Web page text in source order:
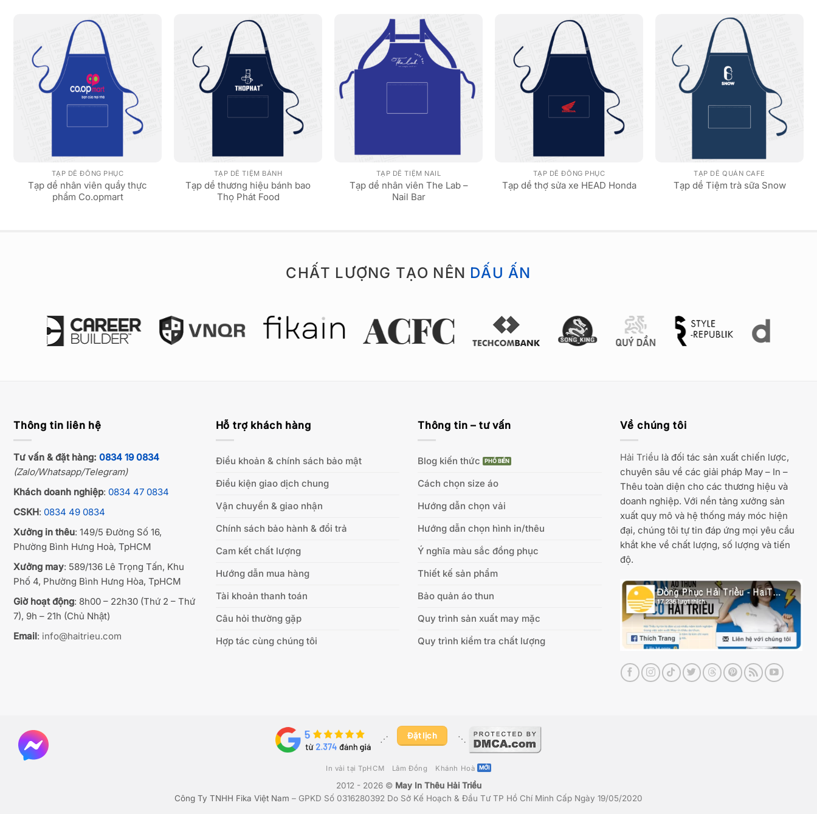
TẠP DỀ ĐỒNG PHỤC
Tạp dề nhân viên quầy thực
phẩm Co.opmart
TẠP DỀ TIỆM BÁNH
Tạp dề thương hiệu bánh bao
Thọ Phát Food
TẠP DỀ TIỆM NAIL
Tạp dề nhân viên The Lab –
Nail Bar
TẠP DỀ ĐỒNG PHỤC
Tạp dề thợ sửa xe HEAD Honda
TẠP DỀ QUÁN CAFE
Tạp dề Tiệm trà sữa Snow
CHẤT LƯỢNG TẠO NÊN DẤU ẤN
Thông tin liên hệ
Tư vấn & đặt hàng: 0834 19 0834
(Zalo/Whatsapp/Telegram)
Khách doanh nghiệp: 0834 47 0834
CSKH: 0834 49 0834
Xưởng in thêu: 149/5 Đường Số 16,
Phường Bình Hưng Hoà, TpHCM
Xưởng may: 589/136 Lê Trọng Tấn, Khu
Phố 4, Phường Bình Hưng Hòa, TpHCM
Giờ hoạt động: 8h00 – 22h30 (Thứ 2 – Thứ
7), 9h – 21h (Chủ Nhật)
Email: info@haitrieu.com
Hỗ trợ khách hàng
Điều khoản & chính sách bảo mật
Điều kiện giao dịch chung
Vận chuyển & giao nhận
Chính sách bảo hành & đổi trả
Cam kết chất lượng
Hướng dẫn mua hàng
Tài khoản thanh toán
Câu hỏi thường gặp
Hợp tác cùng chúng tôi
Thông tin – tư vấn
Blog kiến thức
Cách chọn size áo
Hướng dẫn chọn vải
Hướng dẫn chọn hình in/thêu
Ý nghĩa màu sắc đồng phục
Thiết kế sản phẩm
Bảo quản áo thun
Quy trình sản xuất may mặc
Quy trình kiểm tra chất lượng
Về chúng tôi
Hải Triều là đối tác sản xuất chiến lược,
chuyên sâu về các giải pháp May – In –
Thêu toàn diện cho các thương hiệu và
doanh nghiệp. Với nền tảng xưởng sản
xuất quy mô và hệ thống máy móc hiện
đại, chúng tôi tự tin đáp ứng mọi yêu cầu
khắt khe về chất lượng, số lượng và tiến
độ.
⋰ ​ Đặt lịch ⋱
In vải tại TpHCM Lâm Đồng Khánh Hoà
2012 - 2026 © May In Thêu Hải Triều
Công Ty TNHH Fika Việt Nam – GPKD Số 0316280392 Do Sở Kế Hoạch & Đầu Tư TP Hồ Chí Minh Cấp Ngày 19/05/2020